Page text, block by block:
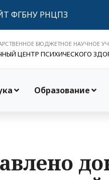
ФГБНУ РНЦПЗ
БЮДЖЕТНОЕ НАУЧНОЕ
ЦЕНТР ПСИХИЧЕСКОГО
Образование